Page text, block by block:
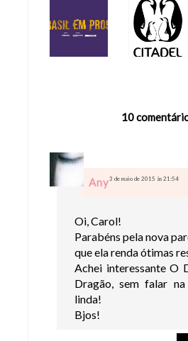
10
Any3 de maio de 2015 às 21:54
Oi, Carol!
Parabéns pela nova
que ela renda ótimas
Achei interessante O
Dragão, sem falar
linda!
Bjos!